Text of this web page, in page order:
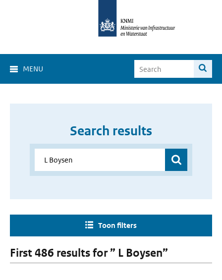
MENU
Search results
Toon filters
First 486 results for ” L Boysen”